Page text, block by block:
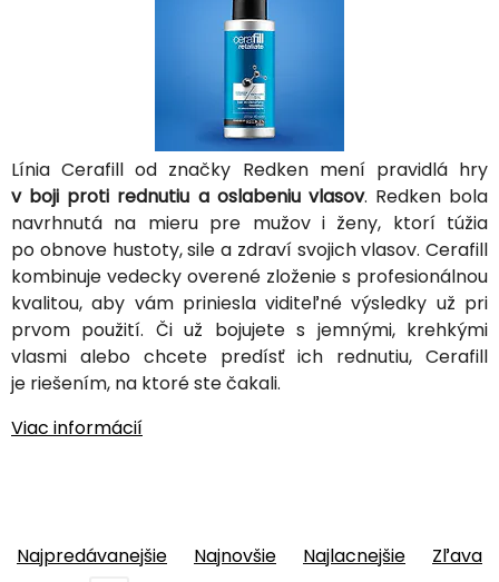
Línia Cerafill od značky Redken mení pravidlá hry
v boji proti rednutiu a oslabeniu vlasov. Redken bola
navrhnutá na mieru pre mužov i ženy, ktorí túžia
po obnove hustoty, sile a zdraví svojich vlasov. Cerafill
kombinuje vedecky overené zloženie s profesionálnou
kvalitou, aby vám priniesla viditeľné výsledky už pri
prvom použití. Či už bojujete s jemnými, krehkými
vlasmi alebo chcete predísť ich rednutiu, Cerafill
je riešením, na ktoré ste čakali.
Viac informácií
Najpredávanejšie Najnovšie Najlacnejšie
Zľava